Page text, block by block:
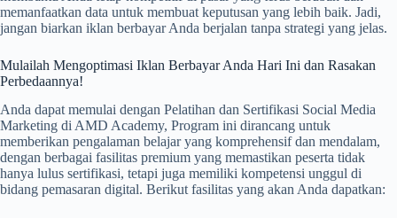
memanfaatkan data untuk membuat keputusan yang lebih baik. Jadi,
jangan biarkan iklan berbayar Anda berjalan tanpa strategi yang jelas.
Mulailah Mengoptimasi Iklan Berbayar Anda Hari Ini dan Rasakan
Perbedaannya!
Anda dapat memulai dengan Pelatihan dan Sertifikasi Social Media
Marketing di AMD Academy, Program ini dirancang untuk
memberikan pengalaman belajar yang komprehensif dan mendalam,
dengan berbagai fasilitas premium yang memastikan peserta tidak
hanya lulus sertifikasi, tetapi juga memiliki kompetensi unggul di
bidang pemasaran digital. Berikut fasilitas yang akan Anda dapatkan: